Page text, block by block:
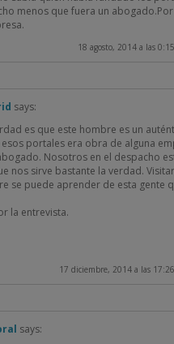
18 agosto, 2014 a las 0:15
menos que fuera un
says:
17 diciembre, 2014 a las 17:26
es que este hombre es un
portales era obra de alguna
Nosotros en el despacho
nos sirve bastante la verdad.
se puede aprender de esta gente
la entrevista.
says: